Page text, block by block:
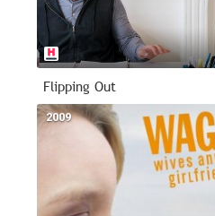
Flipping Out
2009